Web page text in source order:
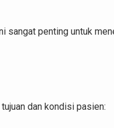
sangat penting untuk
dan kondisi pasien: